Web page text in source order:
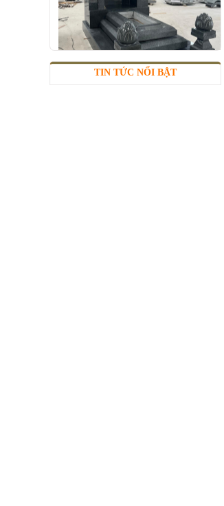
MỘ 1 MÁI
Mã SP: MMM010
TIN TỨC NỔI BẬT